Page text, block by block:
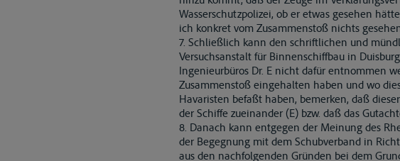
Wasserschutzpolizei, ob er etwas gesehen
ich konkret vom Zusammenstoß nichts
7. Schließlich kann den schriftlichen und
Versuchsanstalt für Binnenschiffbau in
Ingenieurbüros Dr. E nicht dafür entnommen
Zusammenstoß eingehalten haben und wo
Havaristen befaßt haben, bemerken, daß
der Schiffe zueinander (E) bzw. daß das
8. Danach kann entgegen der Meinung des
der Begegnung mit dem Schubverband in
aus den nachfolgenden Gründen bei dem